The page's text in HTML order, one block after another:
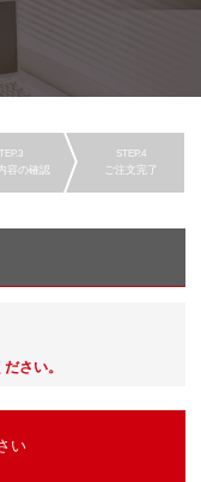
容の確認 ご注文完了
さい。
い